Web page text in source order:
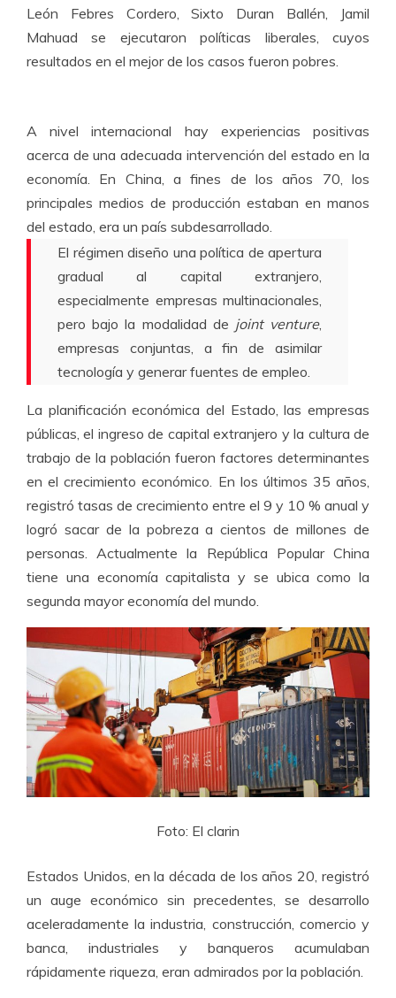
León Febres Cordero, Sixto Duran Ballén, Jamil
Mahuad se ejecutaron políticas liberales, cuyos
resultados en el mejor de los casos fueron pobres.
A nivel internacional hay experiencias positivas
acerca de una adecuada intervención del estado en la
economía. En China, a fines de los años 70, los
principales medios de producción estaban en manos
del estado, era un país subdesarrollado.
El régimen diseño una política de apertura
gradual al capital extranjero,
especialmente empresas multinacionales,
pero bajo la modalidad de joint venture,
empresas conjuntas, a fin de asimilar
tecnología y generar fuentes de empleo.
La planificación económica del Estado, las empresas
públicas, el ingreso de capital extranjero y la cultura de
trabajo de la población fueron factores determinantes
en el crecimiento económico. En los últimos 35 años,
registró tasas de crecimiento entre el 9 y 10 % anual y
logró sacar de la pobreza a cientos de millones de
personas. Actualmente la República Popular China
tiene una economía capitalista y se ubica como la
segunda mayor economía del mundo.
Foto: El clarin
Estados Unidos, en la década de los años 20, registró
un auge económico sin precedentes, se desarrollo
aceleradamente la industria, construcción, comercio y
banca, industriales y banqueros acumulaban
rápidamente riqueza, eran admirados por la población.